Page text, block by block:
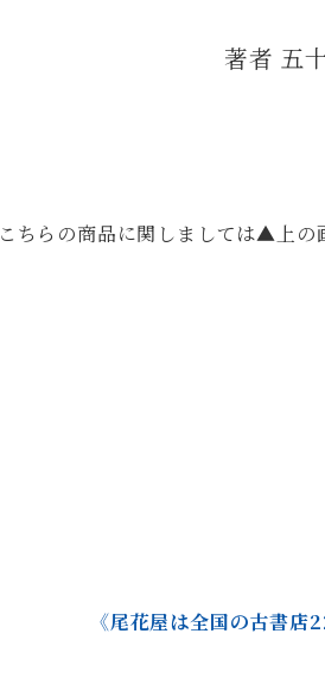
著者 五
こちらの商品に関しましては▲上の
《尾花屋は全国の古書店